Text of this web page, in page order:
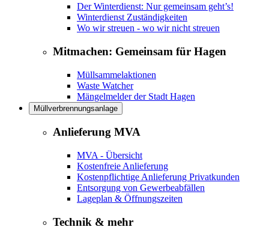
Der Winterdienst: Nur gemeinsam geht’s!
Winterdienst Zuständigkeiten
Wo wir streuen - wo wir nicht streuen
Mitmachen: Gemeinsam für Hagen
Müllsammelaktionen
Waste Watcher
Mängelmelder der Stadt Hagen
Müllverbrennungsanlage
Anlieferung MVA
MVA - Übersicht
Kostenfreie Anlieferung
Kostenpflichtige Anlieferung Privatkunden
Entsorgung von Gewerbeabfällen
Lageplan & Öffnungszeiten
Technik & mehr